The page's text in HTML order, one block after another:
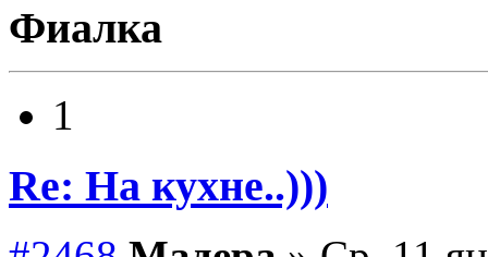
Фиалка
1
Re: На кухне..)))